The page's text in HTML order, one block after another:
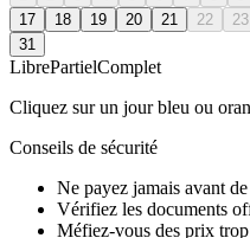
17
18 19 20 21 22 23
31
LibrePartielComplet
Cliquez sur un jour bleu ou
Conseils de sécurité
Ne payez jamais avant
Vérifiez les documents
Méfiez-vous des prix